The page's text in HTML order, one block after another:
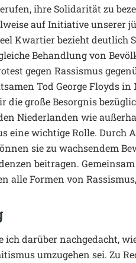
ihre Solidarität zu
auf Initiative unserer
Kwartier bezieht deutlich
Behandlung von
gegen Rassismus
Tod George Floyds
die große Besorgnis
Niederlanden wie
eine wichtige Rolle.
sie zu wachsendem
beitragen.
alle Formen von
ich darüber nachgedacht,
umzugehen sei. Zu